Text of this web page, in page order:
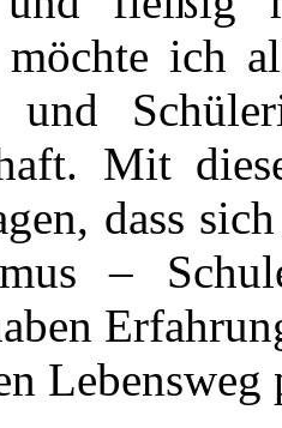
möchte ich
und
Mit
dass
–